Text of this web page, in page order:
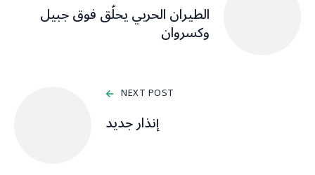
الطيران الحربي يحلّق فوق جبيل
وكسروان
NEXT POST
إنذار جديد